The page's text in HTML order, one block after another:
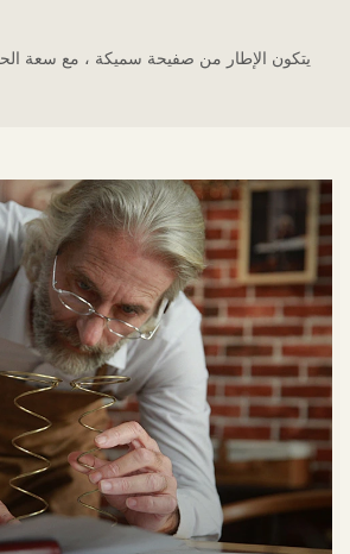
يتكون الإطار من صفيحة سميكة ، مع سعة